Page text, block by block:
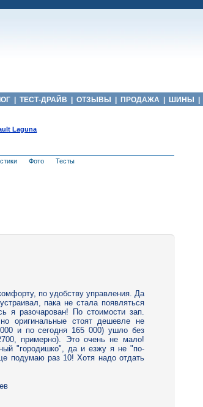
ТЕСТ-ДРАЙВ ОТЗЫВЫ ПРОДАЖА ШИНЫ
Laguna
Фото Тесты
по удобству управления. Да
пака не стала появляться
я разочарован! По стоимости зап.
оригинальные стоят дешевле не
и по сегодня 165 000) ушло без
примерно). Это очень не мало!
"городишко", да и езжу я не "по-
подумаю раз 10! Хотя надо отдать